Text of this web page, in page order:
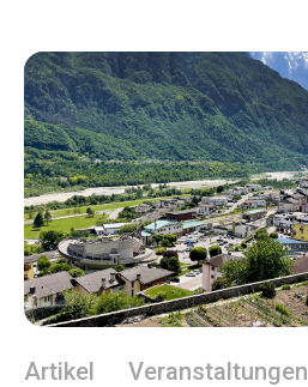
Artikel
Veranstaltungen